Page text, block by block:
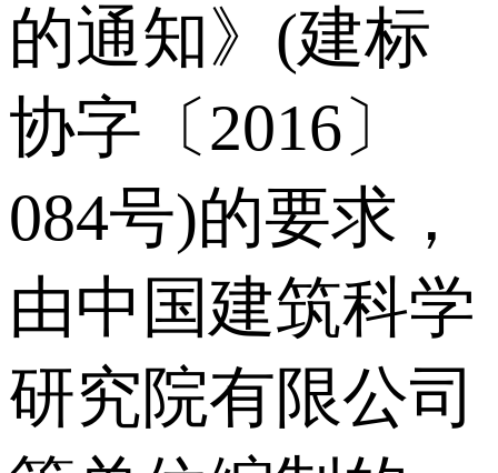
的通知》(建标
协字〔2016〕
084号)的要求，
由中国建筑科学
研究院有限公司